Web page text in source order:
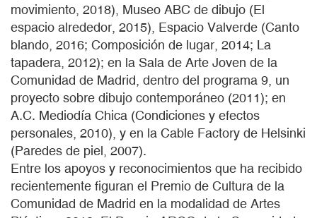
movimiento, 2018), Museo ABC de dibujo (El
espacio alrededor, 2015), Espacio Valverde (Canto
blando, 2016; Composición de lugar, 2014; La
tapadera, 2012); en la Sala de Arte Joven de la
Comunidad de Madrid, dentro del programa 9, un
proyecto sobre dibujo contemporáneo (2011); en
A.C. Mediodía Chica (Condiciones y efectos
personales, 2010), y en la Cable Factory de Helsinki
(Paredes de piel, 2007).
Entre los apoyos y reconocimientos que ha recibido
recientemente figuran el Premio de Cultura de la
Comunidad de Madrid en la modalidad de Artes